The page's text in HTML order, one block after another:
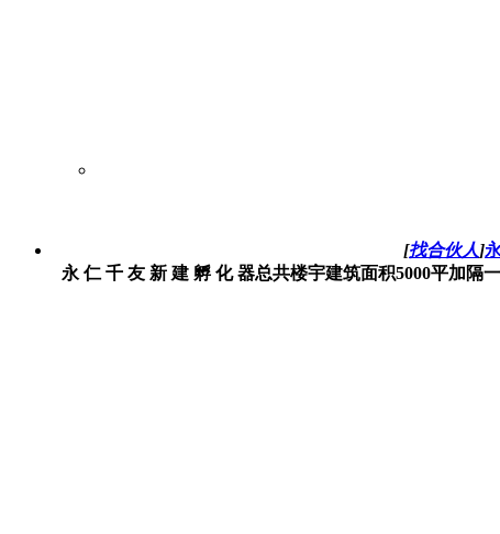
[找合伙人]
永 仁 千 友 新 建 孵 化 器总共楼宇建筑面积5000平加隔